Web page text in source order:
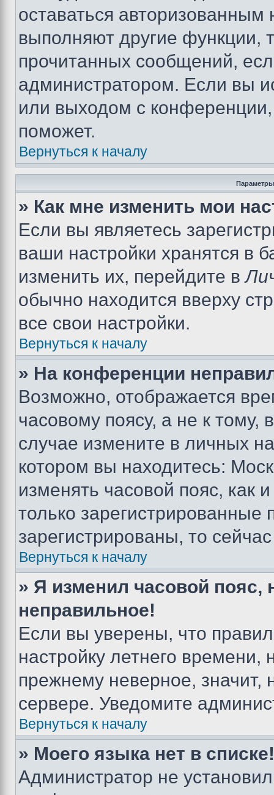
оставаться
выполняют другие функции,
прочитанных сообщений,
администратором. Если вы
или выходом с
поможет.
Вернуться к началу
Параметры
» Как мне изменить мои
Если вы являетесь
ваши настройки хранятся в
изменить их, перейдите в
обычно находится вверху
все свои настройки.
Вернуться к началу
» На конференции
Возможно, отображается
часовому поясу, а не к тому,
случае измените в личных
котором вы находитесь:
изменять часовой пояс, как
только
зарегистрированы, то
Вернуться к началу
» Я изменил часовой пояс,
неправильное!
Если вы уверены, что
настройку летнего
прежнему неверное, значит,
сервере. Уведомите
Вернуться к началу
» Моего языка нет в списке!
Администратор не